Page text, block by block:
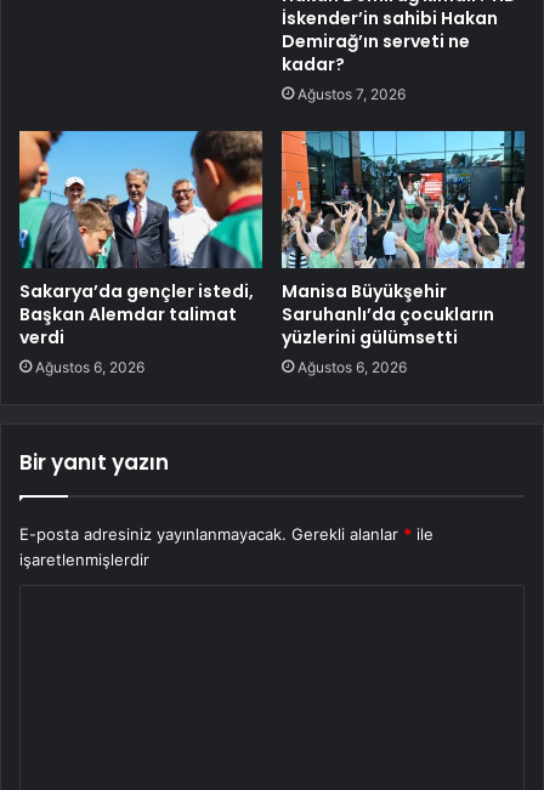
İskender’in sahibi Hakan
Demirağ’ın serveti ne
kadar?
Ağustos 7, 2026
Sakarya’da gençler istedi,
Başkan Alemdar talimat
verdi
Ağustos 6, 2026
Manisa Büyükşehir
Saruhanlı’da çocukların
yüzlerini gülümsetti
Ağustos 6, 2026
Bir yanıt yazın
E-posta adresiniz yayınlanmayacak. Gerekli alanlar * ile
işaretlenmişlerdir